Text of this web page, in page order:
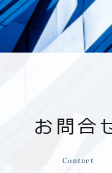
お問合
Contact